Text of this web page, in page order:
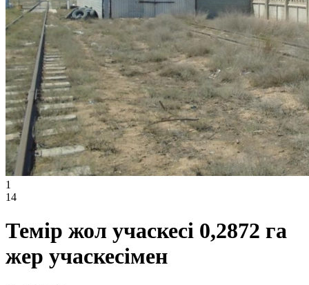
1
14
Темір жол учаскесі 0,2872 га
жер учаскесімен